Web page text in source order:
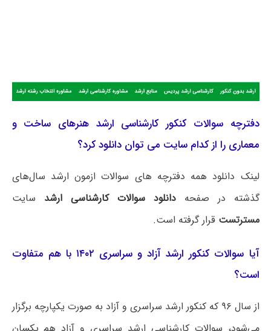
دفترچه سوالات کنکور کارشناسی ارشد هنرهای ساخت و
معماری را از کدام سایت می توان دانلود کرد؟
لینک دانلود همه دفترچه های سوالات ازمون ارشد سال‌های
گذشته در صفحه
دانلود سوالات کارشناسی ارشد
سایت
مسترتست قرار گرفته است.
آیا سوالات کنکور ارشد آزاد و سراسری ۱۴۰۲ با هم متفاوت
است؟
از سال ۹۶ که کنکور ارشد سراسری و آزاد به صورت یکپارچه برگزار